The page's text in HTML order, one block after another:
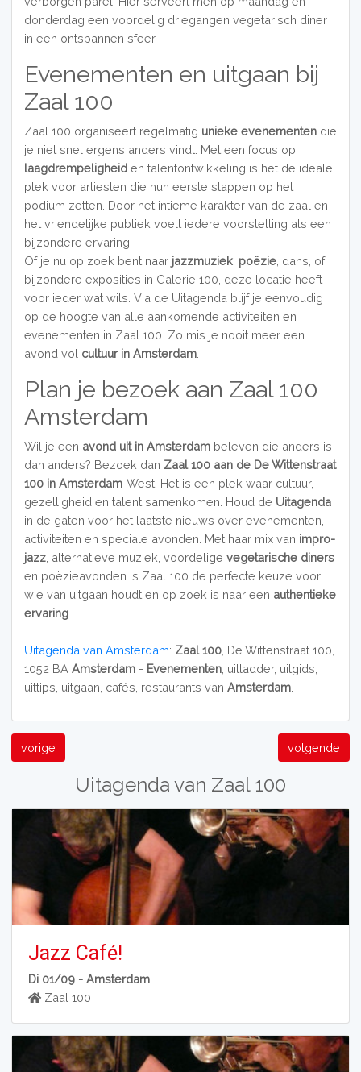
donderdag een voordelig driegangen vegetarisch diner
in een ontspannen sfeer.
Evenementen en uitgaan bij
Zaal 100
Zaal 100 organiseert regelmatig unieke evenementendie
je niet snel ergens anders vindt. Met een focus op
laagdrempeligheid en talentontwikkeling is het de ideale
plek voor artiesten die hun eerste stappen op het
podium zetten. Door het intieme karakter van de zaal en
het vriendelijke publiek voelt iedere voorstelling als een
bijzondere ervaring.
Of je nu op zoek bent naar jazzmuziek, poëzie, dans, of
bijzondere exposities in Galerie 100, deze locatie heeft
voor ieder wat wils. Via de Uitagenda blijf je eenvoudig
op de hoogte van alle aankomende activiteiten en
evenementen in Zaal 100. Zo mis je nooit meer een
avond vol cultuur in Amsterdam.
Plan je bezoek aan Zaal 100
Amsterdam
Wil je een avond uit in Amsterdambeleven die anders is
dan anders? Bezoek dan Zaal 100 aan de De Wittenstraat
100 in Amsterdam-West. Het is een plek waar cultuur,
gezelligheid en talent samenkomen. Houd de Uitagenda
in de gaten voor het laatste nieuws over evenementen,
activiteiten en speciale avonden. Met haar mix van impro-
jazz, alternatieve muziek, voordelige vegetarische diners
en poëzieavonden is Zaal 100 de perfecte keuze voor
wie van uitgaan houdt en op zoek is naar een authentieke
ervaring.
Uitagenda van Amsterdam: Zaal 100, De Wittenstraat 100,
1052 BA Amsterdam- Evenementen, uitladder, uitgids,
uittips, uitgaan, cafés, restaurants van Amsterdam.
vorige volgende
Uitagenda van Zaal 100
Jazz Café!
Di 01/09 -Amsterdam
Zaal 100